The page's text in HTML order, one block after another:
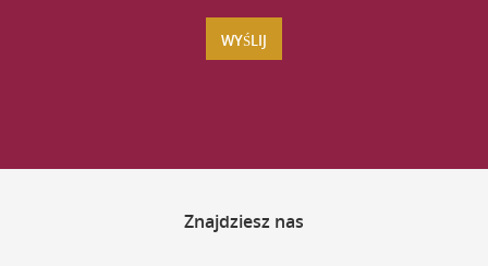
Znajdziesz nas